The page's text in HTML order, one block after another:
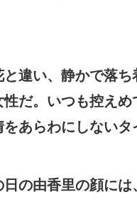
と違い、静かで落ち
性だ。いつも控えめ
あらわにしないタ
日の由香里の顔には